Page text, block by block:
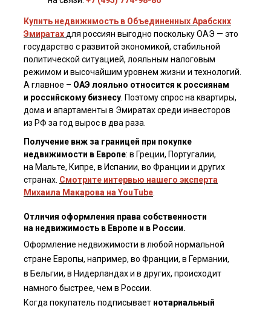
Купить недвижимость в Объединенных Арабских
Эмиратах для россиян выгодно поскольку ОАЭ — это
государство с развитой экономикой, стабильной
политической ситуацией, лояльным налоговым
режимом и высочайшим уровнем жизни и технологий.
А главное – ОАЭ лояльно относится к россиянам
и российскому бизнесу . Поэтому спрос на квартиры,
дома и апартаменты в Эмиратах среди инвесторов
из РФ за год вырос в два раза.
Получение внж за границей при покупке
недвижимости в Европе: в Греции, Португалии,
на Мальте, Кипре, в Испании, во Франции и других
странах. Смотрите интервью нашего эксперта
Михаила Макарова на YouTube
Отличия оформления права собственности
на недвижимость в Европе и в России.
Оформление недвижимости в любой нормальной
стране Европы, например, во Франции, в Германии,
в Бельгии, в Нидерландах и в других, происходит
намного быстрее, чем в России.
Когда покупатель подписывает нотариальный